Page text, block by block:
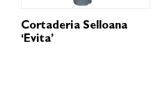
Cortaderia Selloana
‘Evita’